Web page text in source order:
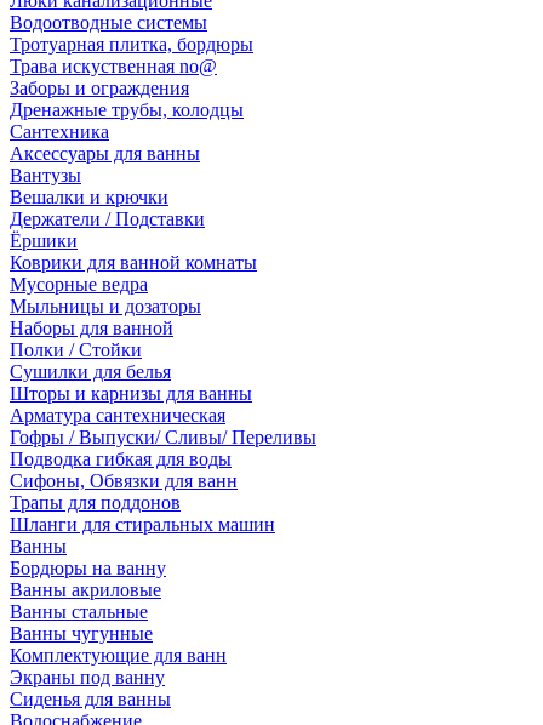
Водоотводные системы
Тротуарная плитка, бордюры
Трава искуственная no@
Заборы и ограждения
Дренажные трубы, колодцы
Сантехника
Аксессуары для ванны
Вантузы
Вешалки и крючки
Держатели / Подставки
Ёршики
Коврики для ванной комнаты
Мусорные ведра
Мыльницы и дозаторы
Наборы для ванной
Полки / Стойки
Сушилки для белья
Шторы и карнизы для ванны
Арматура сантехническая
Гофры / Выпуски/ Сливы/ Переливы
Подводка гибкая для воды
Сифоны, Обвязки для ванн
Трапы для поддонов
Шланги для стиральных машин
Ванны
Бордюры на ванну
Ванны акриловые
Ванны стальные
Ванны чугунные
Комплектующие для ванн
Экраны под ванну
Сиденья для ванны
Водоснабжение